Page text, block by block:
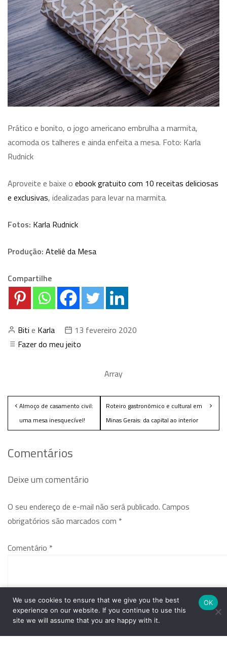
Prático e bonito, o jogo americano embrulha a marmita,
acomoda os talheres e ainda enfeita a mesa. Foto: Karla
Rudnick
Aproveite e baixe o ebook gratuito com 10 receitas deliciosas
e exclusivas, idealizadas para levar na marmita.
Fotos: Karla Rudnick
Produção: Ateliê da Mesa
Compartilhe
Biti e Karla
13 fevereiro 2020
Fazer do meu jeito
Array
Almoço de casamento civil:
uma mesa inesquecível!
Roteiro gastronômico e cultural em
Minas Gerais: da capital ao interior
Comentários
Deixe um comentário
O seu endereço de e-mail não será publicado. Campos
obrigatórios são marcados com *
Comentário *
We use cookies to ensure that we give you the best
experience on our website. If you continue to use this
site we will assume that you are happy with it.
OK